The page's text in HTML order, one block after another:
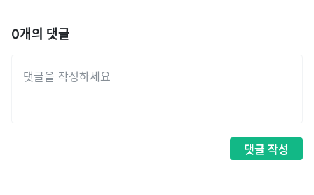
0개의 댓글
댓글 작성